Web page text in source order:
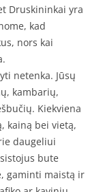
Druskininkai yra
kad
nors kai
netenka. Jūsų
kambarių,
Kiekviena
kainą bei vietą,
daugeliui
bute
gaminti maistą ir